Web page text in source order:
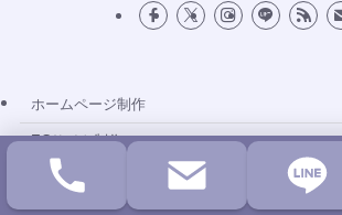
ホームページ制作
ECサイト制作
ランディングページ制作（LP制作）